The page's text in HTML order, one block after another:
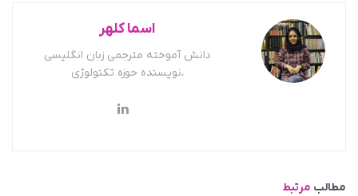
اسما کلهر
دانش آموخته مترجمی زبان انگلیسی
،نویسنده حوزه تکنولوژی
مطالب مرتبط